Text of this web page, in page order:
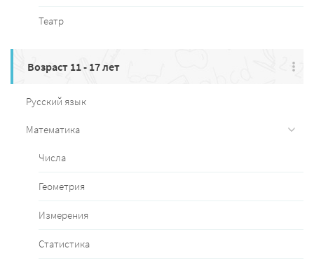
Театр
Возраст 11 - 17 лет
Русский язык
Математика
Числа
Геометрия
Измерения
Статистика